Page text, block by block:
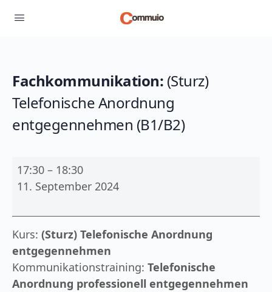
Fachkommunikation: (Sturz)
Telefonische Anordnung
entgegennehmen (B1/B2)
Fachkommunikation:
(Sturz)
Telefonische
Anordnung
entgegennehmen
(B1/B2)
17:30 – 18:30
11. September 2024
Kurs: (Sturz) Telefonische Anordnung
entgegennehmen
Kommunikationstraining: Telefonische
Anordnung professionell entgegennehmen